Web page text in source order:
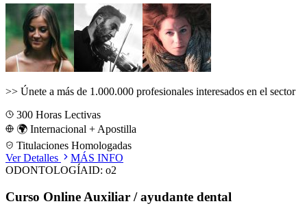
>> Únete a más de 1.000.000 profesionales interesados en el sector
300 Horas Lectivas
🌍 Internacional + Apostilla
Titulaciones Homologadas
Ver Detalles
MÁS INFO
ODONTOLOGÍAID: o2
Curso Online Auxiliar / ayudante dental